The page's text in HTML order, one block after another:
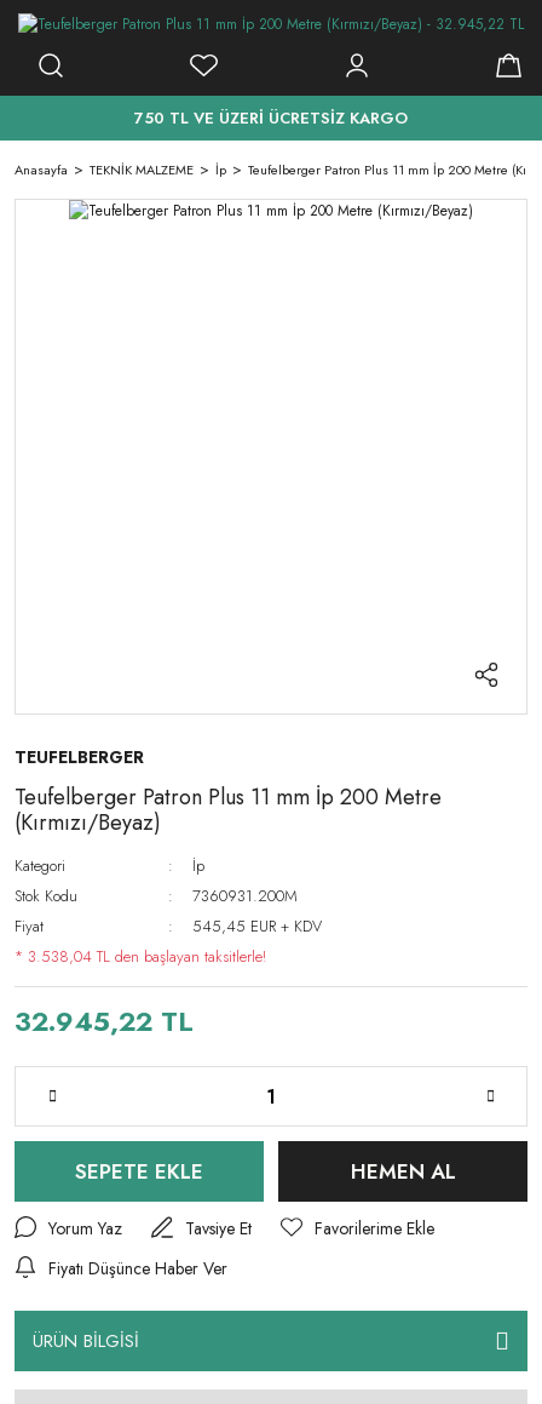
750 TL VE ÜZERİ ÜCRETSİZ KARGO
Anasayfa TEKNİK MALZEME İp Teufelberger Patron Plus 11 mm İp 200 Metre
TEUFELBERGER
Teufelberger Patron Plus 11 mm İp 200 Metre
(Kırmızı/Beyaz)
Kategori
İp
Stok Kodu
7360931.200M
Fiyat
545,45 EUR + KDV
* 3.538,04 TL den başlayan taksitlerle!
32.945,22 TL
SEPETE EKLE HEMEN AL
Yorum Yaz
Tavsiye Et
Fiyatı Düşünce Haber Ver
ÜRÜN BİLGİSİ